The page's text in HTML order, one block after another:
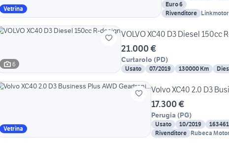
Vetrina
Euro 6
Rivenditore
6
VOLVO XC40 D3 Diesel 150cc
21.000 €
Curtarolo (PD)
Usato 07/2019 130000 Km
Vetrina
Volvo XC40 2.0 D3
17.300 €
Perugia (PG)
Usato 10/2019
Rivenditore Rubeca